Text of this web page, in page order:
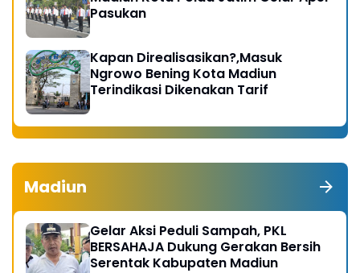
Pasukan
Kapan Direalisasikan?,Masuk
Ngrowo Bening Kota Madiun
Terindikasi Dikenakan Tarif
Madiun
Gelar Aksi Peduli Sampah, PKL
BERSAHAJA Dukung Gerakan Bersih
Serentak Kabupaten Madiun